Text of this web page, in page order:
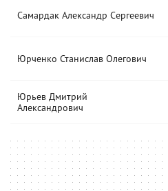
Самардак Александр Сергеевич
Юрченко Станислав Олегович
Юрьев Дмитрий
Александрович